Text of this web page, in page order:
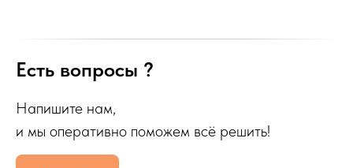
Есть вопросы ?
Напишите нам,
и мы оперативно поможем всё решить!